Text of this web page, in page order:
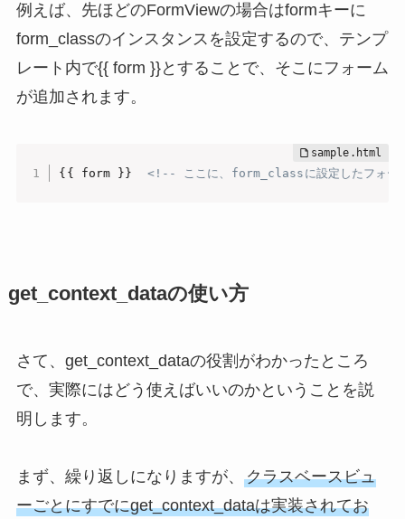
例えば、先ほどのFormViewの場合はformキーに
form_classのインスタンスを設定するので、テンプ
レート内で{{ form }}とすることで、そこにフォーム
が追加されます。
{{ form }} <!-- ここに、form_classに設定したフォー
get_context_dataの使い方
さて、get_context_dataの役割がわかったところ
で、実際にはどう使えばいいのかということを説
明します。
まず、繰り返しになりますが、 クラスベースビュ
ーごとにすでにget_context_dataは実装されてお